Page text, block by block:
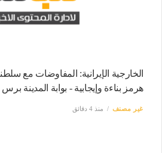
الخارجية الإيرانية: المفاوضات مع
هرمز بناءة وإيجابية - بوابة المدينة برس
غير مصنف منذ 4 دقائق